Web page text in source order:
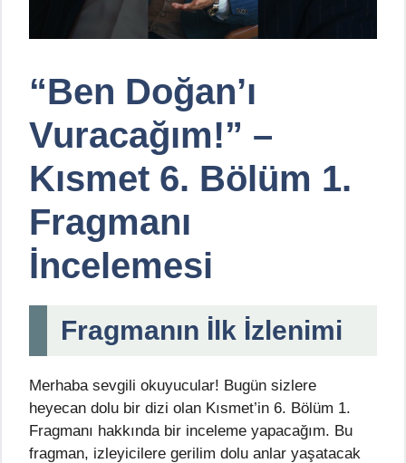
“Ben Doğan’ı
Vuracağım!” –
Kısmet 6. Bölüm 1.
Fragmanı
İncelemesi
Fragmanın İlk İzlenimi
Merhaba sevgili okuyucular! Bugün sizlere
heyecan dolu bir dizi olan Kısmet’in 6. Bölüm 1.
Fragmanı hakkında bir inceleme yapacağım. Bu
fragman, izleyicilere gerilim dolu anlar yaşatacak